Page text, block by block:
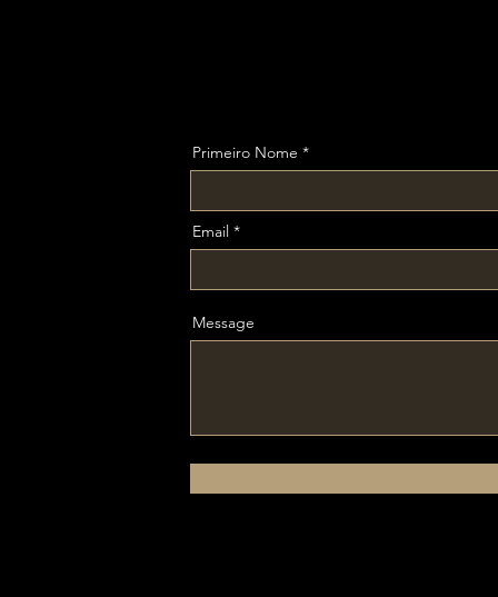
Primeiro Nome
Email
Message